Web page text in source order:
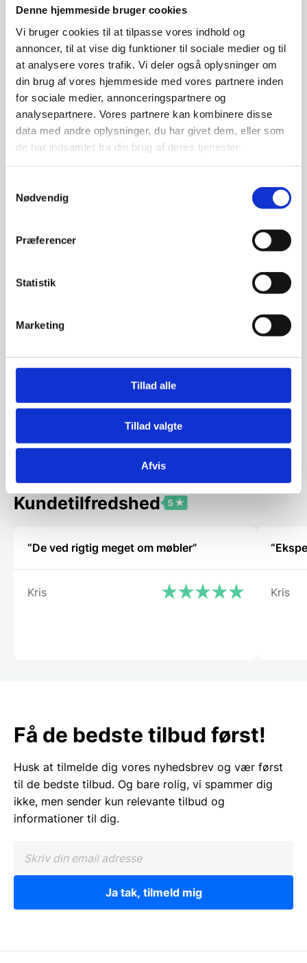
Denne hjemmeside bruger cookies
Vi bruger cookies til at tilpasse vores indhold og
annoncer, til at vise dig funktioner til sociale medier og til
at analysere vores trafik. Vi deler også oplysninger om
din brug af vores hjemmeside med vores partnere inden
for sociale medier, annonceringspartnere og
analysepartnere. Vores partnere kan kombinere disse
data med andre oplysninger, du har givet dem, eller som
de har indsamlet fra din brug af deres tjenester.
Nødvendig
Præferencer
Statistik
Marketing
Tillad alle
Tillad valgte
Afvis
Reducerer fordampning og vandtab
Øger temperaturens nøjagtighed
Bidrager til energi-besparelse
Om koncernen & god kvalitet
Vi prismatcher - Klik her
Kundetilfredshed
“De ved rigtig meget om møbler”
Kris Kris
Få de bedste tilbud først!
Husk at tilmelde dig vores nyhedsbrev og vær først
til de bedste tilbud. Og bare rolig, vi spammer dig
ikke, men sender kun relevante tilbud og
informationer til dig.
Ja tak, tilmeld mig